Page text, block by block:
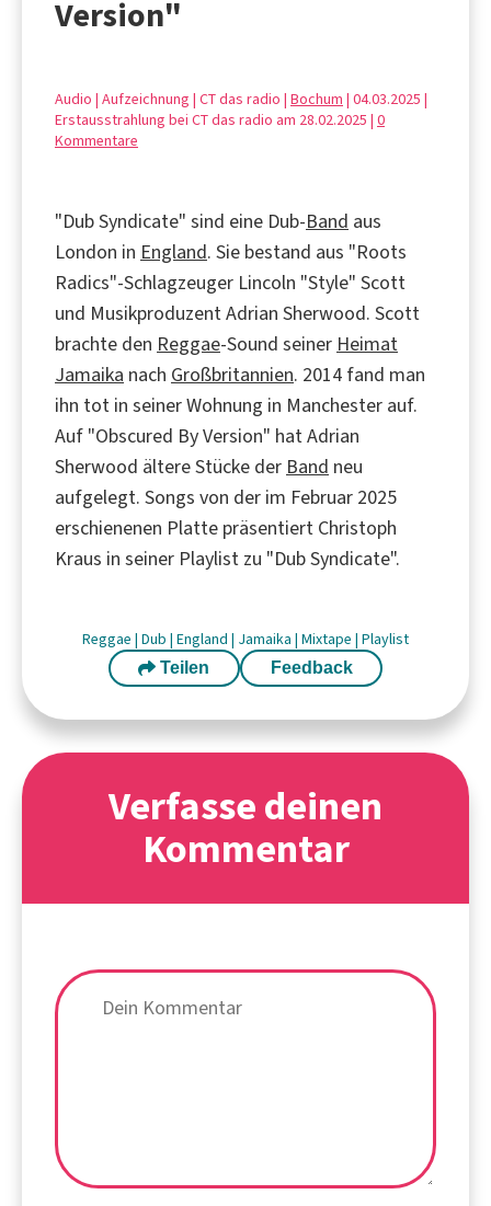
Version"
Audio | Aufzeichnung | CT das radio | Bochum | 04.03.2025 |
Erstausstrahlung bei CT das radio am 28.02.2025 | 0
Kommentare
"Dub Syndicate" sind eine Dub-Band aus
London in England. Sie bestand aus "Roots
Radics"-Schlagzeuger Lincoln "Style" Scott
und Musikproduzent Adrian Sherwood. Scott
brachte den Reggae-Sound seiner Heimat
Jamaika nach Großbritannien. 2014 fand man
ihn tot in seiner Wohnung in Manchester auf.
Auf "Obscured By Version" hat Adrian
Sherwood ältere Stücke der Band neu
aufgelegt. Songs von der im Februar 2025
erschienenen Platte präsentiert Christoph
Kraus in seiner Playlist zu "Dub Syndicate".
Reggae | Dub | England | Jamaika | Mixtape | Playlist
Teilen Feedback
Verfasse deinen
Kommentar